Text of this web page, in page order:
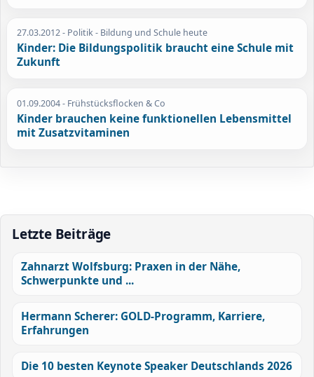
27.03.2012- Politik - Bildung und Schule heute
Kinder: Die Bildungspolitik braucht eine Schule mit
Zukunft
01.09.2004- Frühstücksflocken & Co
Kinder brauchen keine funktionellen Lebensmittel
mit Zusatzvitaminen
Letzte Beiträge
Zahnarzt Wolfsburg: Praxen in der Nähe,
Schwerpunkte und ...
Hermann Scherer: GOLD-Programm, Karriere,
Erfahrungen
Die 10 besten Keynote Speaker Deutschlands 2026